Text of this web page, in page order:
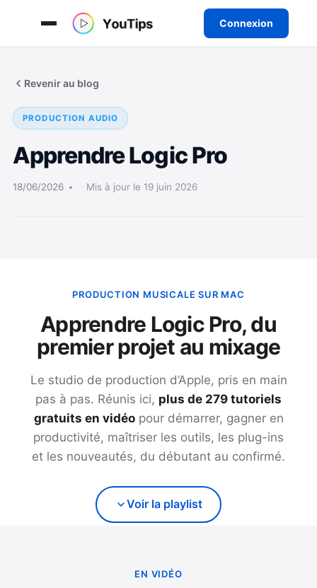
Connexion
Revenir au blog
PRODUCTION AUDIO
Apprendre Logic Pro
18/06/2026 Mis à jour le 19 juin 2026
PRODUCTION MUSICALE SUR MAC
Apprendre Logic Pro, du
premier projet au mixage
Le studio de production d’Apple, pris en main
pas à pas. Réunis ici, plus de 279 tutoriels
gratuits en vidéopour démarrer, gagner en
productivité, maîtriser les outils, les plug-ins
et les nouveautés, du débutant au confirmé.
Voir la playlist
EN VIDÉO